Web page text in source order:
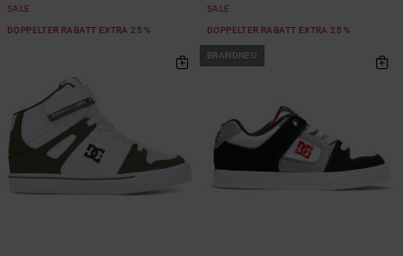
SALE
DOPPELTER RABATT EXTRA 25 %
SALE
DOPPELTER RABATT EXTRA 25 %
BRANDNEU